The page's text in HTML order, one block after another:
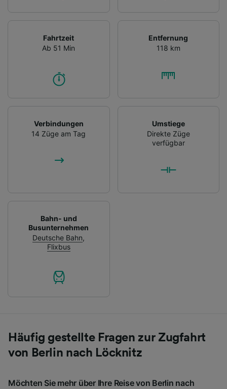
Fahrtzeit
Ab 51 Min
Entfernung
118 km
Verbindungen
14 Züge am Tag
Umstiege
Direkte Züge
verfügbar
Bahn- und
Busunternehmen
Deutsche Bahn,
Flixbus
Häufig gestellte Fragen zur Zugfahrt
von Berlin nach Löcknitz
Möchten Sie mehr über Ihre Reise von Berlin nach